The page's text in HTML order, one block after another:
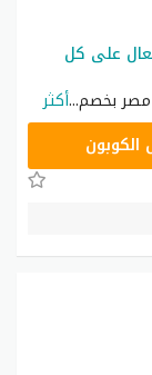
30% إضافي فعال على كل
بخصم...أكثر